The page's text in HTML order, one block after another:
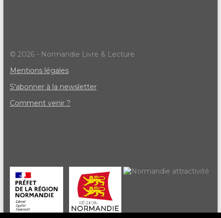
© 2026 - Normandie Livre & Lecture
Mentions légales
S'abonner à la newsletter
Comment venir ?